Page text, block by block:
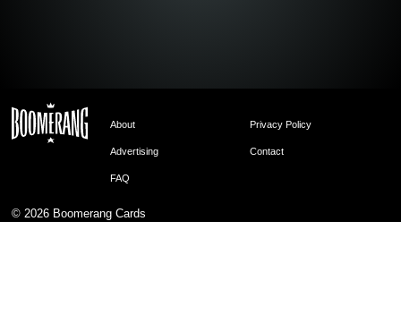
About Privacy Policy
Advertising Contact
FAQ
© 2026 Boomerang Cards